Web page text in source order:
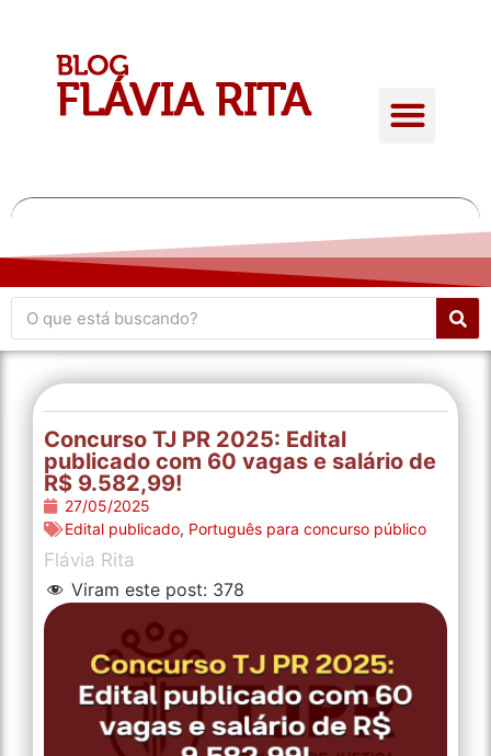
Concurso TJ PR 2025: Edital
publicado com 60 vagas e salário de
R$ 9.582,99!
27/05/2025
Edital publicado, Português para concurso público
Flávia Rita
Viram este post: 378